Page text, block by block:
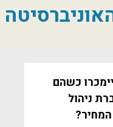
כשהם
וחברת ניהול